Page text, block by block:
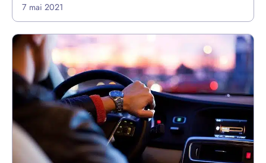
7 mai 2021